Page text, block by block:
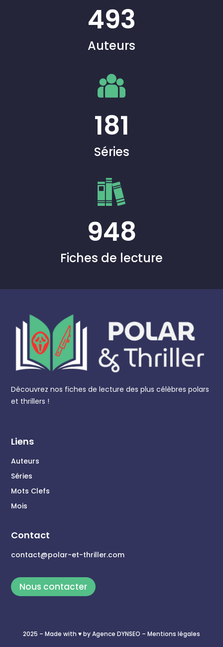
493
Auteurs
181
Séries
948
Fiches de lecture
Découvrez nos fiches de lecture des plus célèbres polars
et thrillers !
Liens
Auteurs
Séries
Mots Clefs
Mois
Contact
contact@polar-et-thriller.com
Nous contacter
2025 – Made with ♥ byAgence DYNSEO – Mentions légales